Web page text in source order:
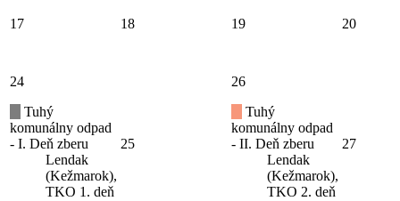
17 18 19 20
24
Tuhý
komunálny odpad
- I. Deň zberu
Lendak
(Kežmarok),
TKO 1. deň
25
26
Tuhý
komunálny odpad
- II. Deň zberu
Lendak
(Kežmarok),
TKO 2. deň
27